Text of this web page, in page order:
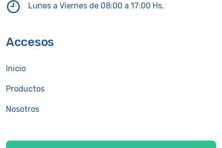
Lunes a Viernes de 08:00 a 17:00 Hs.
Accesos
Inicio
Productos
Nosotros